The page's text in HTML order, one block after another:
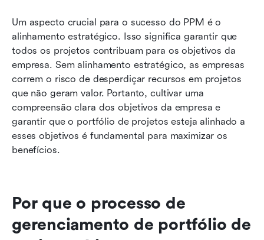
Um aspecto crucial para o sucesso do PPM é o
alinhamento estratégico. Isso significa garantir que
todos os projetos contribuam para os objetivos da
empresa. Sem alinhamento estratégico, as empresas
correm o risco de desperdiçar recursos em projetos
que não geram valor. Portanto, cultivar uma
compreensão clara dos objetivos da empresa e
garantir que o portfólio de projetos esteja alinhado a
esses objetivos é fundamental para maximizar os
benefícios.
Por que o processo de
gerenciamento de portfólio de